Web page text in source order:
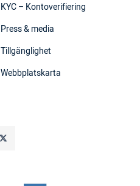
KYC – Kontoverifiering
Press & media
Tillgänglighet
Webbplatskarta